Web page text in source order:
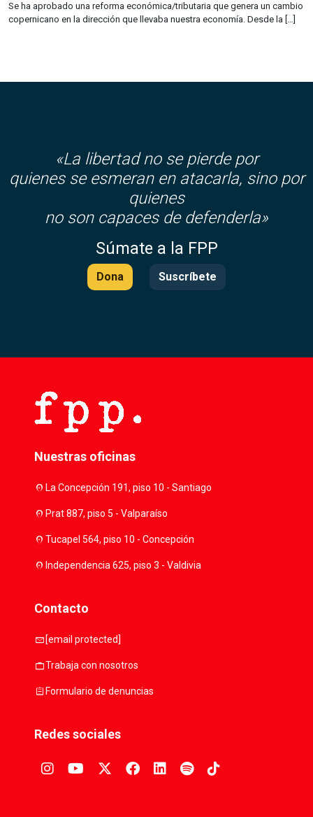
Se ha aprobado una reforma económica/tributaria que genera un cambio
copernicano en la dirección que llevaba nuestra economía. Desde la […]
«La libertad no se pierde por
quienes se esmeran en atacarla, sino por
quienes
no son capaces de defenderla»
Súmate a la FPP
Dona Suscríbete
Nuestras oficinas
location_onLa Concepción 191, piso 10 - Santiago
location_onPrat 887, piso 5 - Valparaíso
location_onTucapel 564, piso 10 - Concepción
location_onIndependencia 625, piso 3 - Valdivia
Contacto
mail [email protected]
workTrabaja con nosotros
assignmentFormulario de denuncias
Redes sociales